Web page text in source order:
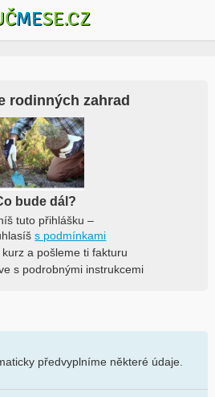
MESE.CZ
rodinných zahrad
bude dál?
tuto přihlášku –
s podmínkami
a pošleme ti fakturu
s podrobnými instrukcemi
předvyplníme některé údaje.